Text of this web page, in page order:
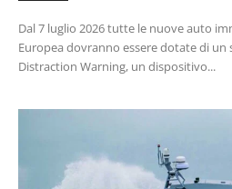
Dal 7 luglio 2026 tutte le nuove auto
Europea dovranno essere dotate di un
Distraction Warning, un dispositivo...